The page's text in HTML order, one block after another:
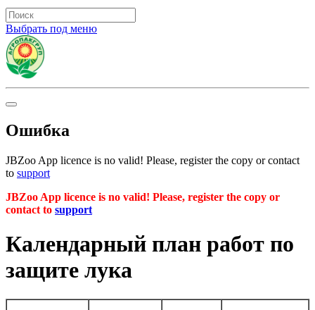
Выбрать под меню
Ошибка
JBZoo App licence is no valid! Please, register the copy or contact
to support
JBZoo App licence is no valid! Please, register the copy or
contact to support
Календарный план работ по
защите лука